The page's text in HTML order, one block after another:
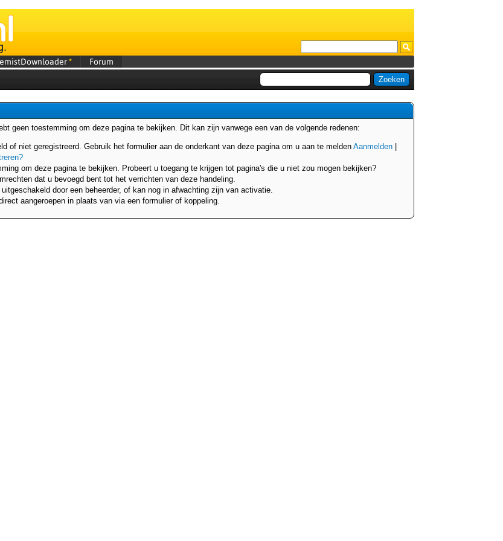
* Forum
geen toestemming om deze pagina te bekijken. Dit kan zijn vanwege een van de volgende redenen:
of niet geregistreerd. Gebruik het formulier aan de onderkant van deze pagina om u aan te melden Aanmelden
om deze pagina te bekijken. Probeert u toegang te krijgen tot pagina's die u niet zou mogen bekijken?
dat u bevoegd bent tot het verrichten van deze handeling.
door een beheerder, of kan nog in afwachting zijn van activatie.
aangeroepen in plaats van via een formulier of koppeling.